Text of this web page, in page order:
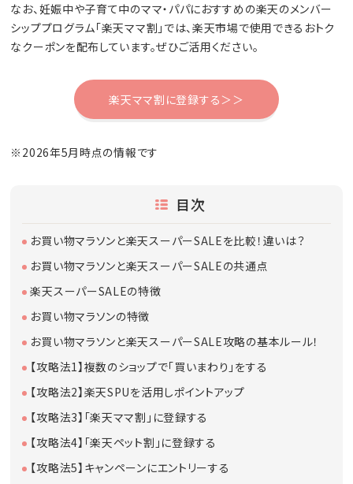
なお、妊娠中や子育て中のママ・パパにおすすめの楽天のメンバー
シッププログラム「楽天ママ割」では、楽天市場で使用できるおトク
なクーポンを配布しています。ぜひご活用ください。
楽天ママ割に登録する＞＞
※2026年5月時点の情報です
目次
お買い物マラソンと楽天スーパーSALEを比較！違いは？
お買い物マラソンと楽天スーパーSALEの共通点
楽天スーパーSALEの特徴
お買い物マラソンの特徴
お買い物マラソンと楽天スーパーSALE攻略の基本ルール！
【攻略法1】複数のショップで「買いまわり」をする
【攻略法2】楽天SPUを活用しポイントアップ
【攻略法3】「楽天ママ割」に登録する
【攻略法4】「楽天ペット割」に登録する
【攻略法5】キャンペーンにエントリーする